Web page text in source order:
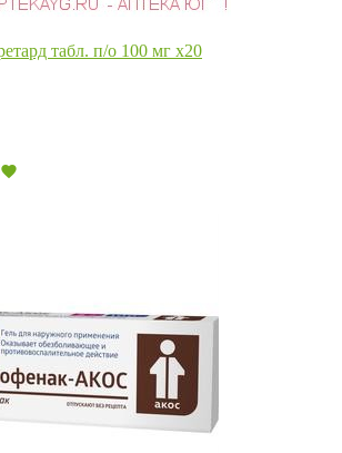
табл. п/о 100 мг х20